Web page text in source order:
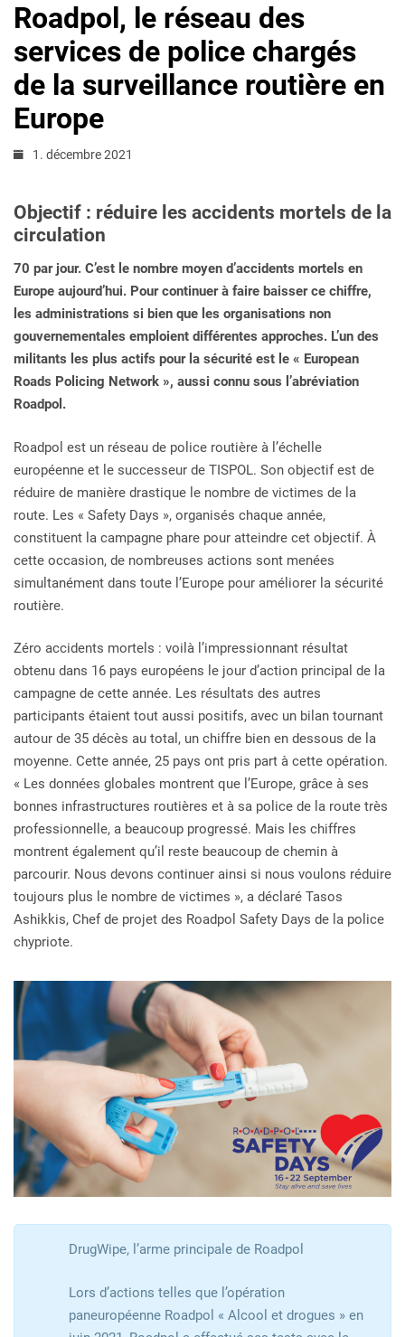
Roadpol, le réseau des
services de police chargés
de la surveillance routière en
Europe
1. décembre 2021
Objectif : réduire les accidents mortels de la
circulation
70 par jour. C’est le nombre moyen d’accidents mortels en
Europe aujourd’hui. Pour continuer à faire baisser ce chiffre,
les administrations si bien que les organisations non
gouvernementales emploient différentes approches. L’un des
militants les plus actifs pour la sécurité est le « European
Roads Policing Network », aussi connu sous l’abréviation
Roadpol.
Roadpol est un réseau de police routière à l’échelle
européenne et le successeur de TISPOL. Son objectif est de
réduire de manière drastique le nombre de victimes de la
route. Les « Safety Days », organisés chaque année,
constituent la campagne phare pour atteindre cet objectif. À
cette occasion, de nombreuses actions sont menées
simultanément dans toute l’Europe pour améliorer la sécurité
routière.
Zéro accidents mortels : voilà l’impressionnant résultat
obtenu dans 16 pays européens le jour d’action principal de la
campagne de cette année. Les résultats des autres
participants étaient tout aussi positifs, avec un bilan tournant
autour de 35 décès au total, un chiffre bien en dessous de la
moyenne. Cette année, 25 pays ont pris part à cette opération.
« Les données globales montrent que l’Europe, grâce à ses
bonnes infrastructures routières et à sa police de la route très
professionnelle, a beaucoup progressé. Mais les chiffres
montrent également qu’il reste beaucoup de chemin à
parcourir. Nous devons continuer ainsi si nous voulons réduire
toujours plus le nombre de victimes », a déclaré Tasos
Ashikkis, Chef de projet des Roadpol Safety Days de la police
chypriote.
DrugWipe, l’arme principale de Roadpol
Lors d’actions telles que l’opération
paneuropéenne Roadpol « Alcool et drogues » en